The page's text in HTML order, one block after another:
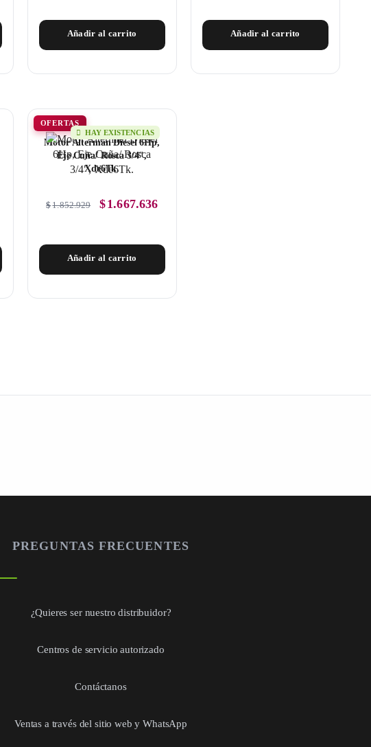
Añadir al carrito Añadir al carrito
OFERTAS
HAY EXISTENCIAS
Motor Alterman Diesel 6Hp,
Eje Cuña/ Rosca 3/4″,
Xde6Tk.
$1.852.929 $1.667.636
Añadir al carrito
PREGUNTAS FRECUENTES
¿Quieres ser nuestro distribuidor?
Centros de servicio autorizado
Contáctanos
Ventas a través del sitio web y WhatsApp